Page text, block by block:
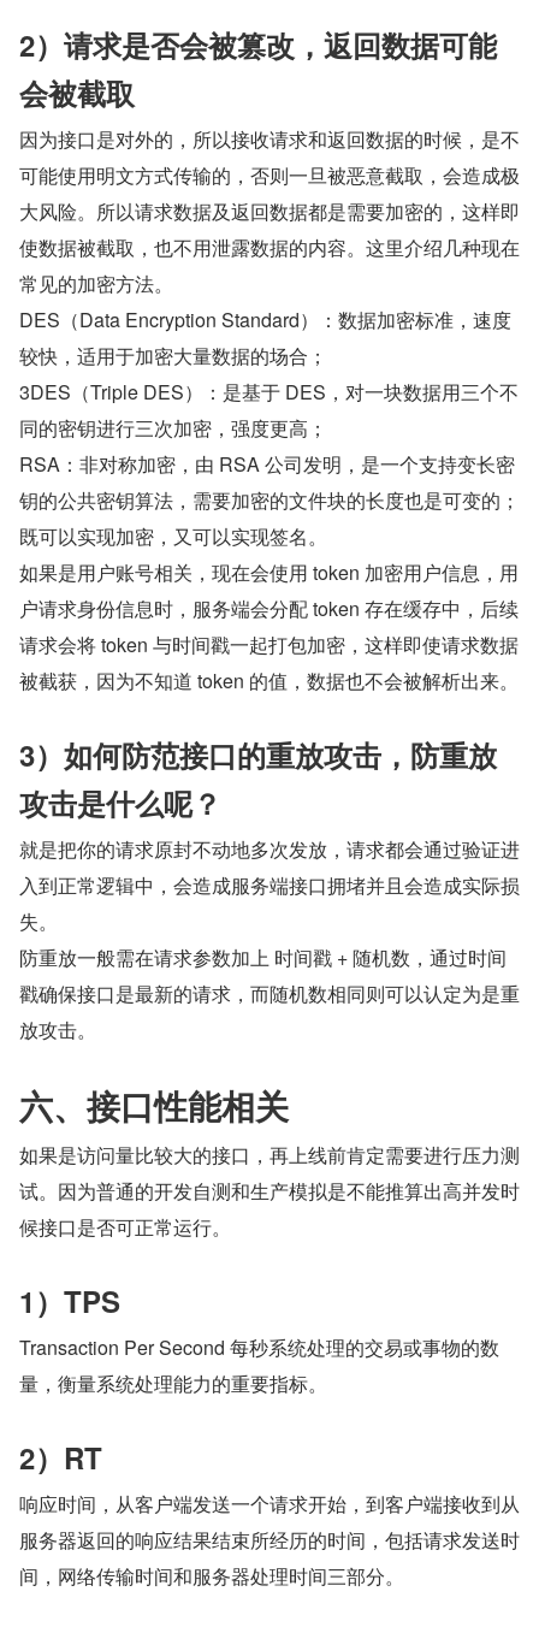
2）请求是否会被篡改，返回数据可能
会被截取
因为接口是对外的，所以接收请求和返回数据的时候，是不
可能使用明文方式传输的，否则一旦被恶意截取，会造成极
大风险。所以请求数据及返回数据都是需要加密的，这样即
使数据被截取，也不用泄露数据的内容。这里介绍几种现在
常见的加密方法。
DES（Data Encryption Standard）：数据加密标准，速度
较快，适用于加密大量数据的场合；
3DES（Triple DES）：是基于 DES，对一块数据用三个不
同的密钥进行三次加密，强度更高；
RSA：非对称加密，由 RSA 公司发明，是一个支持变长密
钥的公共密钥算法，需要加密的文件块的长度也是可变的；
既可以实现加密，又可以实现签名。
如果是用户账号相关，现在会使用 token 加密用户信息，用
户请求身份信息时，服务端会分配 token 存在缓存中，后续
请求会将 token 与时间戳一起打包加密，这样即使请求数据
被截获，因为不知道 token 的值，数据也不会被解析出来。
3）如何防范接口的重放攻击，防重放
攻击是什么呢？
就是把你的请求原封不动地多次发放，请求都会通过验证进
入到正常逻辑中，会造成服务端接口拥堵并且会造成实际损
失。
防重放一般需在请求参数加上 时间戳 + 随机数，通过时间
戳确保接口是最新的请求，而随机数相同则可以认定为是重
放攻击。
六、接口性能相关
如果是访问量比较大的接口，再上线前肯定需要进行压力测
试。因为普通的开发自测和生产模拟是不能推算出高并发时
候接口是否可正常运行。
1）TPS
Transaction Per Second 每秒系统处理的交易或事物的数
量，衡量系统处理能力的重要指标。
2）RT
响应时间，从客户端发送一个请求开始，到客户端接收到从
服务器返回的响应结果结束所经历的时间，包括请求发送时
间，网络传输时间和服务器处理时间三部分。